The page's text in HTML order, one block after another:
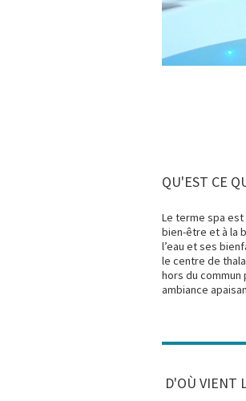
QU'EST CE
Le terme spa
bien-être et à la
l’eau et ses
le centre de
hors du commun
ambiance
D'OÙ VIENT